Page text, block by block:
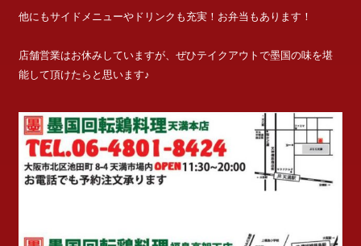
他にもサイドメニューやドリンクも充実！お弁当もあります！
店舗営業はお休みしていますが、ぜひテイクアウトで墨国の味を堪
能して頂けたらと思います♪